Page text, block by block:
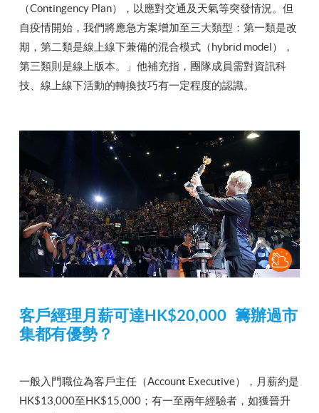
（Contingency Plan），以應對交通及天氣等突發情況。但
自疫情開始，我們將應急方案增加至三大類型：第一類是改
期，第二類是線上線下兼備的混合模式（hybrid model），
第三類則是線上版本。」他補充指，團隊成員需對資訊科
技、線上線下活動的轉換技巧有一定程度的認識。
客戶經理月薪可達HK$20,000 籌辦過市
集都有優勢？
一般入門職位為客戶主任（Account Executive），月薪約是
HK$13,000至HK$15,000；有一至兩年經驗者，如獲晉升